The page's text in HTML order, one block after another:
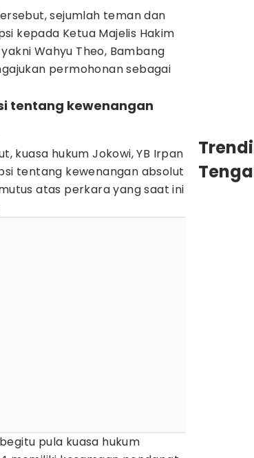
sejumlah teman dan
kepada Ketua Majelis Hakim
Wahyu Theo, Bambang
permohonan sebagai
tentang kewenangan
kuasa hukum Jokowi, YB Irpan
tentang kewenangan absolut
atas perkara yang saat ini
pula kuasa hukum